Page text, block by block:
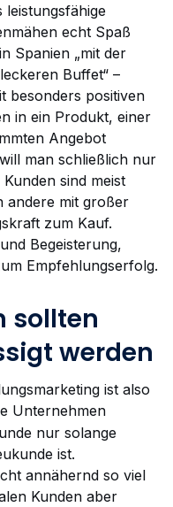
leistungsfähige
echt Spaß
Spanien „mit der
Buffet“ –
besonders positiven
in ein Produkt, einer
Angebot
man schließlich nur
sind meist
andere mit großer
zum Kauf.
Begeisterung,
Empfehlungserfolg.
sollten
werden
ist also
Unternehmen
nur solange
ist.
annähernd so viel
Kunden aber